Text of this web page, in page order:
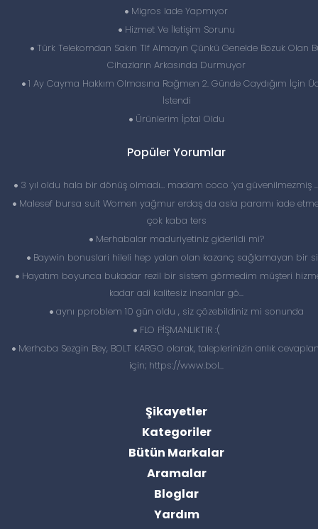
Migros Iade Yapmıyor
Hizmet Ve İletişim Sorunu
Türk Telekomdan Sakın Tlf Almayın Çünkü Genelde Bozuk Olan
Cihazların Arkasında Durmuyor
1 Ay Cayma Hakkım Olmasına Rağmen 2. Günde Caydığım İçin
İstendi
Ürünlerim İptal Oldu
Popüler Yorumlar
3 yıl oldu hala bir dönüş olmadı… madam coco ‘ya güvenilmezmiş
Malesef bursa suit Women yağmur erdaş da asla paramı iade
çok kaba ters
Merhabalar maduriyetiniz giderildi mi?
Baywin bonuslari hileli hep yalan olan kazanç sağlamayan bir
Hayatım boyunca bukadar rezil bir sistem görmedim müşteri
kadar adi kalitesiz insanlar gö...
aynı pproblem 10 gün oldu , siz çözebildiniz mi sonunda
FLO PİŞMANLIKTIR :(
Merhaba Sezgin Bey, BOLT KARGO olarak, taleplerinizin anlık
için; https://www.bol...
Şikayetler
Kategoriler
Bütün Markalar
Aramalar
Bloglar
Yardım